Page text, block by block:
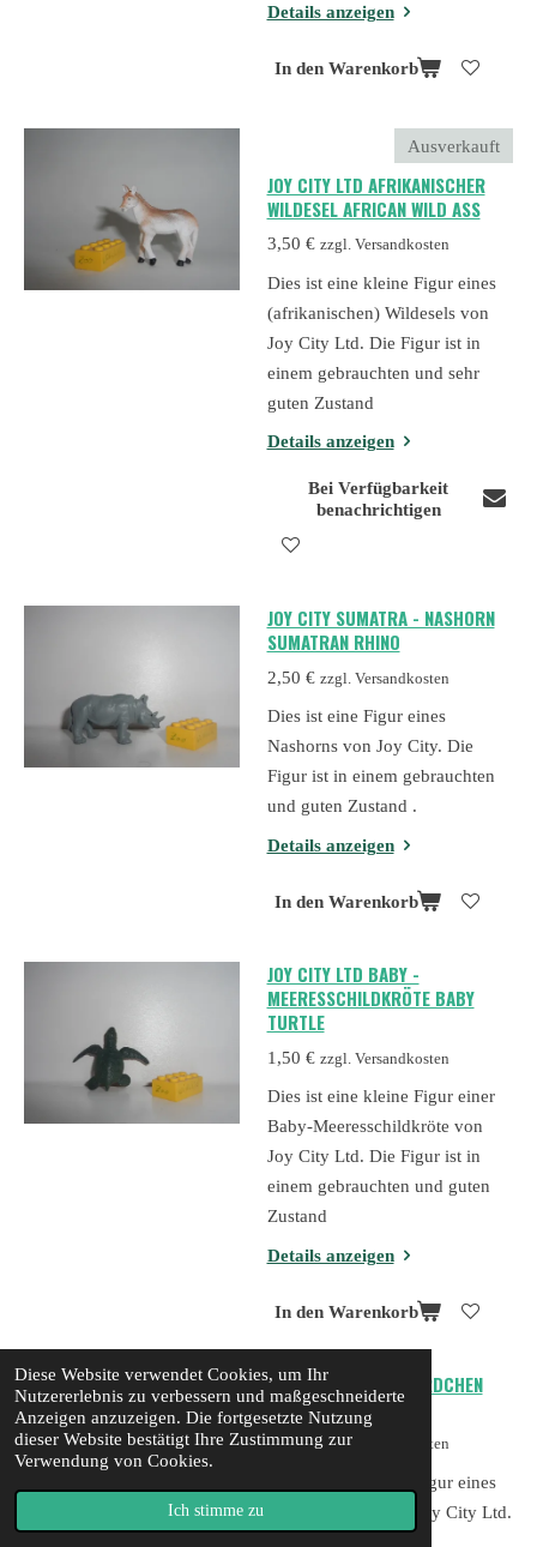
Diese Website verwendet Cookies, um Ihr
Nutzererlebnis zu verbessern und maßgeschneiderte
Anzeigen anzuzeigen. Die fortgesetzte Nutzung
dieser Website bestätigt Ihre Zustimmung zur
Verwendung von Cookies.
Ich stimme zu
Details anzeigen
In den Warenkorb
Ausverkauft
JOY CITY LTD AFRIKANISCHER
WILDESEL AFRICAN WILD ASS
3,50 € zzgl. Versandkosten
Dies ist eine kleine Figur eines
(afrikanischen) Wildesels von
Joy City Ltd. Die Figur ist in
einem gebrauchten und sehr
guten Zustand
Details anzeigen
Bei Verfügbarkeit
benachrichtigen
JOY CITY SUMATRA - NASHORN
SUMATRAN RHINO
2,50 € zzgl. Versandkosten
Dies ist eine Figur eines
Nashorns von Joy City. Die
Figur ist in einem gebrauchten
und guten Zustand .
Details anzeigen
In den Warenkorb
JOY CITY LTD BABY -
MEERESSCHILDKRÖTE BABY
TURTLE
1,50 € zzgl. Versandkosten
Dies ist eine kleine Figur einer
Baby-Meeresschildkröte von
Joy City Ltd. Die Figur ist in
einem gebrauchten und guten
Zustand
Details anzeigen
In den Warenkorb
JOY CITY LTD SEEPFERDCHEN
SEAHORSE
1,00 € zzgl. Versandkosten
Dies ist eine kleine Figur eines
Seepferdchens von Joy City Ltd.